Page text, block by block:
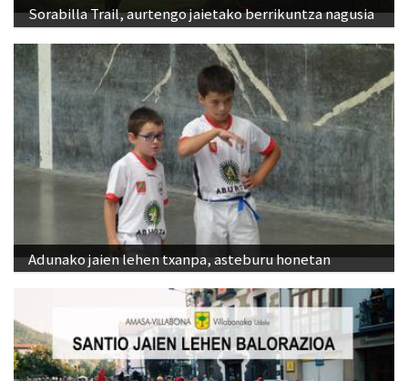
Sorabilla Trail, aurtengo jaietako berrikuntza nagusia
Adunako jaien lehen txanpa, asteburu honetan